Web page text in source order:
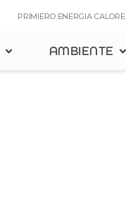
PRIMIERO ENERGIA CALORE
AMBIENTE